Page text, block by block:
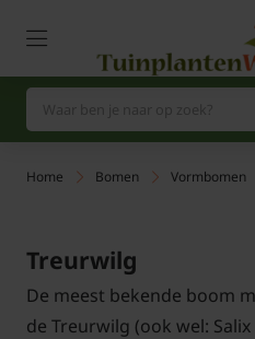
Home Bomen Vormbomen
Treurwilg
De meest bekende boom
de Treurwilg (ook wel: